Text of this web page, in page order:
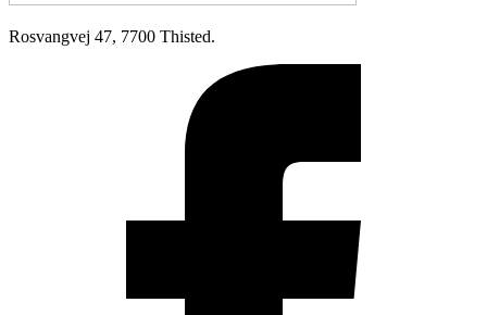
Rosvangvej 47, 7700 Thisted.